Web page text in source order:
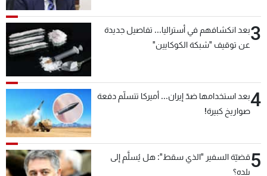
3بعد انكشافهم في أستراليا... تفاصيل جديدة
عن توقيف "شبكة الكوكايين"
4بعد استخدامها ضدّ إيران... أميركا تتسلّم دفعة
صواريخ كبيرة!
5قضيّة السفير "الذي سقط": هل يُسلَّم إلى
بلده؟